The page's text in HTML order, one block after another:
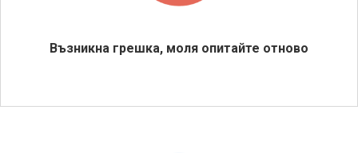
Възникна грешка, моля опитайте отново